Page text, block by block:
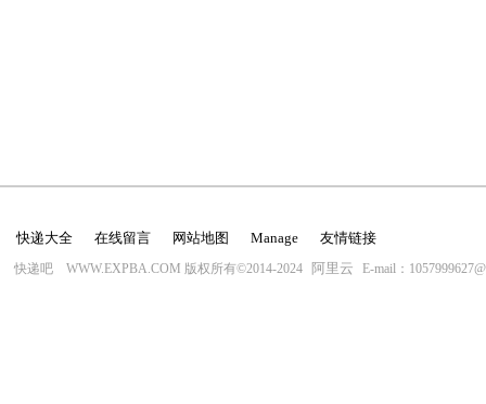
快递大全 在线留言 网站地图 Manage 友情链接
快递吧 WWW.EXPBA.COM 版权所有©2014-2024 阿里云 E-mail：